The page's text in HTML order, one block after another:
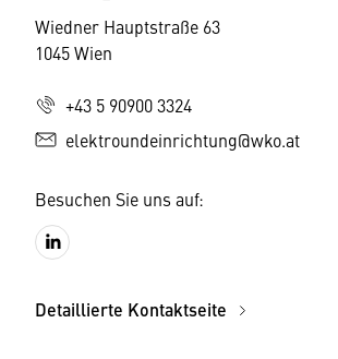
Wiedner Hauptstraße 63
1045 Wien
+43 5 90900 3324
elektroundeinrichtung@wko.at
Besuchen Sie uns auf:
Detaillierte Kontaktseite